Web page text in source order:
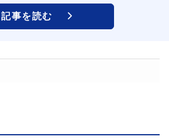
記事を読む